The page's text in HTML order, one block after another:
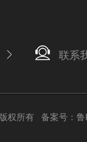
联系
权所有 备案号：